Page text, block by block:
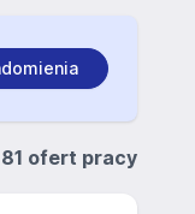
81 ofert pracy